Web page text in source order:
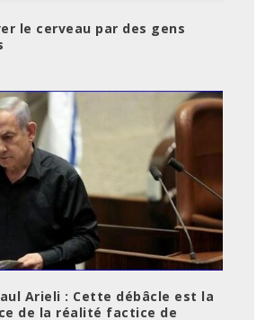
le cerveau par des gens
Arieli : Cette débâcle est la
de la réalité factice de